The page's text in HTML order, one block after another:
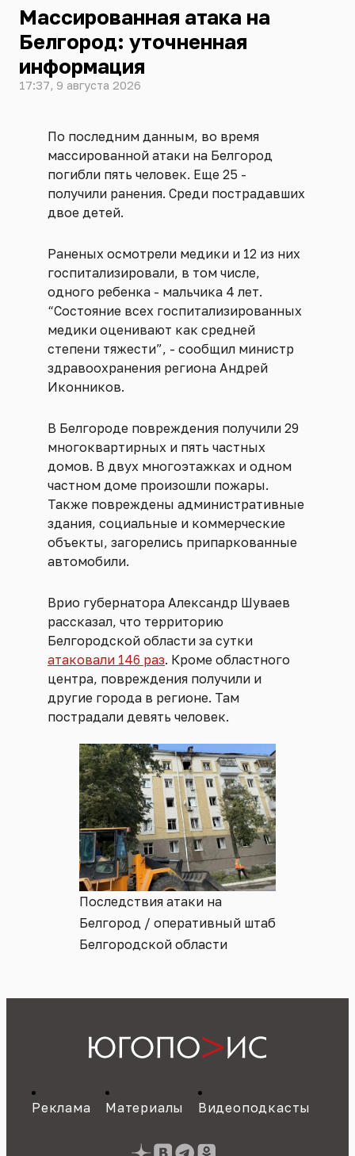
Массированная атака на
Белгород: уточненная
информация
17:37, 9 августа 2026
По последним данным, во время
массированной атаки на Белгород
погибли пять человек. Еще 25 -
получили ранения. Среди пострадавших
двое детей.
Раненых осмотрели медики и 12 из них
госпитализировали, в том числе,
одного ребенка - мальчика 4 лет.
“Состояние всех госпитализированных
медики оценивают как средней
степени тяжести”, - сообщил министр
здравоохранения региона Андрей
Иконников.
В Белгороде повреждения получили 29
многоквартирных и пять частных
домов. В двух многоэтажках и одном
частном доме произошли пожары.
Также повреждены административные
здания, социальные и коммерческие
объекты, загорелись припаркованные
автомобили.
Врио губернатора Александр Шуваев
рассказал, что территорию
Белгородской области за сутки
атаковали 146 раз. Кроме областного
центра, повреждения получили и
другие города в регионе. Там
пострадали девять человек.
Последствия атаки на
Белгород / оперативный штаб
Белгородской области
Реклама Материалы Видеоподкасты